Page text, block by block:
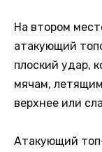
На втором
атакующий
плоский удар,
мячам,
верхнее или
Атакующий